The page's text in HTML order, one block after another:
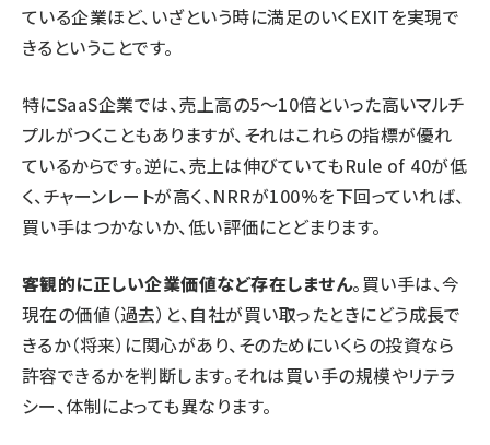
ている企業ほど、いざという時に満足のいくEXITを実現で
きるということです。
特にSaaS企業では、売上高の5〜10倍といった高いマルチ
プルがつくこともありますが、それはこれらの指標が優れ
ているからです。逆に、売上は伸びていてもRule of 40が低
く、チャーンレートが高く、NRRが100%を下回っていれば、
買い手はつかないか、低い評価にとどまります。
客観的に正しい企業価値など存在しません。買い手は、今
現在の価値（過去）と、自社が買い取ったときにどう成長で
きるか（将来）に関心があり、そのためにいくらの投資なら
許容できるかを判断します。それは買い手の規模やリテラ
シー、体制によっても異なります。